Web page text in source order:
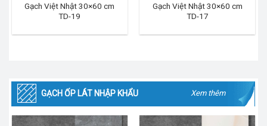
Gạch Việt Nhật 30×60 cm
TD-19
Gạch Việt Nhật 30×60 cm
TD-17
GẠCH ỐP LÁT NHẬP KHẨU Xem thêm